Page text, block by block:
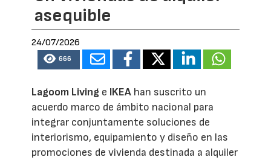
asequible
24/07/2026
666
Lagoom Living e IKEA han suscrito un
acuerdo marco de ámbito nacional para
integrar conjuntamente soluciones de
interiorismo, equipamiento y diseño en las
promociones de vivienda destinada a alquiler